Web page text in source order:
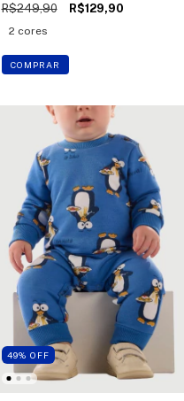
R$249,90 R$129,90
2 cores
COMPRAR
49% OFF